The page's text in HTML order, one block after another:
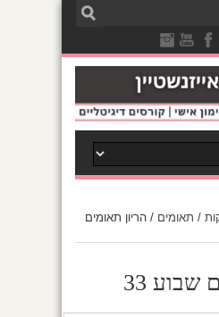
/ תאומים / הריון תאומים
33